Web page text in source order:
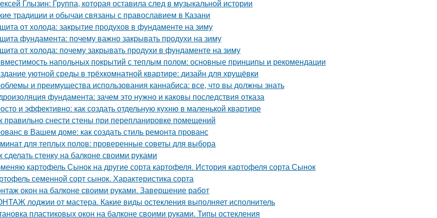
Глызин: Группа, которая оставила след в музыкальной истории
традиции и обычаи связаны с православием в Казани
от холода: закрытие продухов в фундаменте на зиму
фундамента: почему важно закрывать продухи на зиму
от холода: почему закрывать продухи в фундаменте на зиму
напольных покрытий с теплым полом: основные принципы и рекомендации
уютной среды в трёхкомнатной квартире: дизайн для хрущёвки
и преимущества использования каннабиса: все, что вы должны знать
фундамента: зачем это нужно и каковы последствия отказа
и эффективно: как создать отдельную кухню в маленькой квартире
правильно снести стены при перепланировке помещений
в Вашем доме: как создать стиль ремонта прованс
для теплых полов: проверенные советы для выбора
сделать стенку на балконе своими руками
картофель Сынок на другие сорта картофеля. История картофеля сорта Сынок
семенной сорт сынок. Характеристика сорта
окон на балконе своими руками. Завершение работ
лоджии от мастера. Какие виды остекления выполняет исполнитель
пластиковых окон на балконе своими руками. Типы остекления